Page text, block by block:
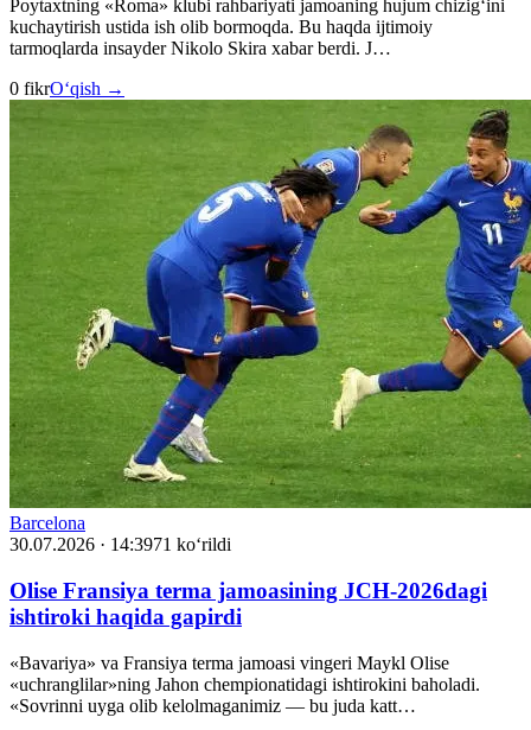
Poytaxtning «Roma» klubi rahbariyati jamoaning hujum chizig‘ini
kuchaytirish ustida ish olib bormoqda. Bu haqda ijtimoiy
tarmoqlarda insayder Nikolo Skira xabar berdi. J…
0 fikrO‘qish →
Barcelona
30.07.2026 · 14:3971 ko‘rildi
Olise Fransiya terma jamoasining JCH-2026dagi
ishtiroki haqida gapirdi
«Bavariya» va Fransiya terma jamoasi vingeri Maykl Olise
«uchranglilar»ning Jahon chempionatidagi ishtirokini baholadi.
«Sovrinni uyga olib kelolmaganimiz — bu juda katt…